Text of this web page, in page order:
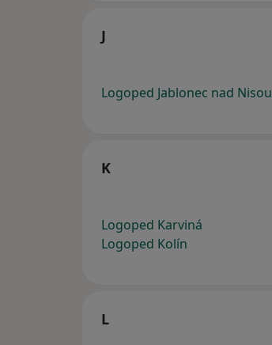
J
Logoped Jablonec nad Nisou
K
Logoped Karviná
Logoped Kolín
L